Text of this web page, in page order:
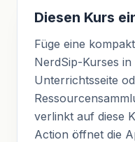
Diesen Kurs
Füge eine
NerdSip-Kurses
Unterrichtsseite
verlinkt auf diese
Action öffnet die